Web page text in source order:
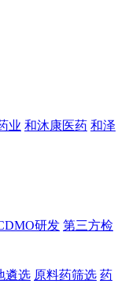
业 和沐康医药 和泽
研发 第三方检
遴选 原料药筛选 药